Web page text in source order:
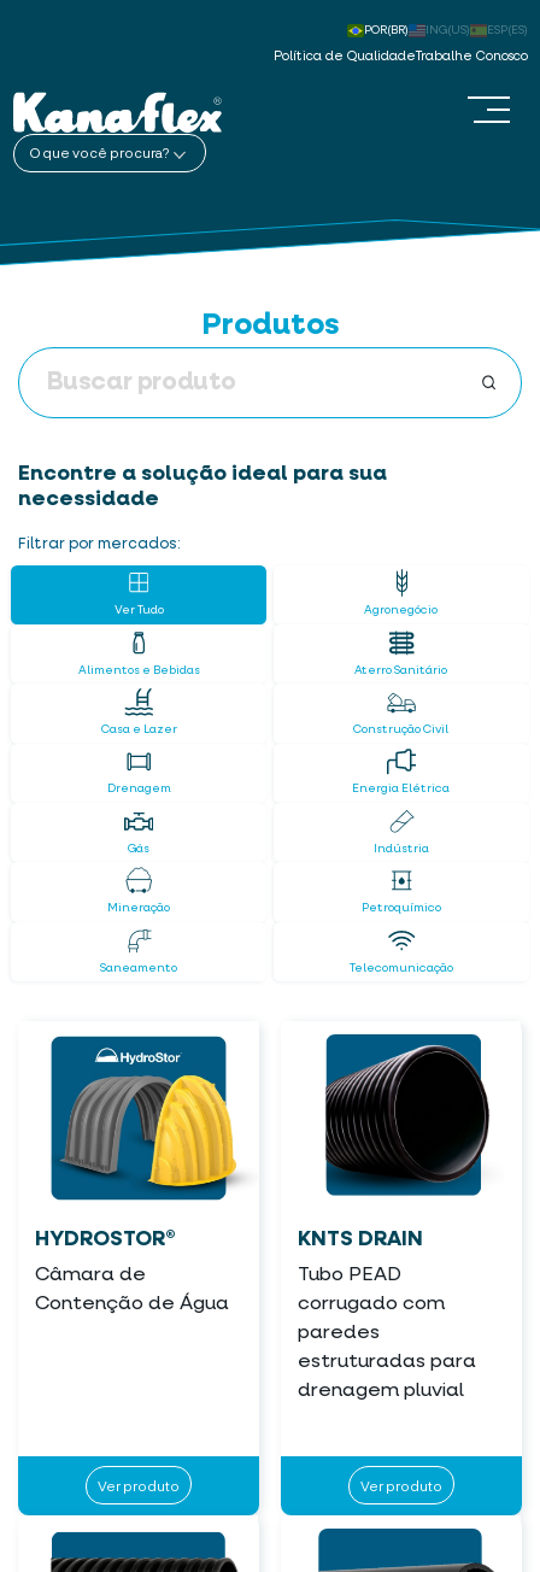
Política de Qualidade Trabalhe Conosco
POR(BR) ING(US) ESP(ES)
O que você procura?
Produtos
Encontre a solução ideal para sua
necessidade
Filtrar por mercados:
Ver Tudo Agronegócio
Alimentos e Bebidas Aterro Sanitário
Casa e Lazer Construção Civil
Drenagem Energia Elétrica
Gás Indústria
Mineração Petroquímico
Saneamento Telecomunicação
HYDROSTOR®
Câmara de
Contenção de Água
Ver produto
KNTS DRAIN
Tubo PEAD
corrugado com
paredes
estruturadas para
drenagem pluvial
Ver produto